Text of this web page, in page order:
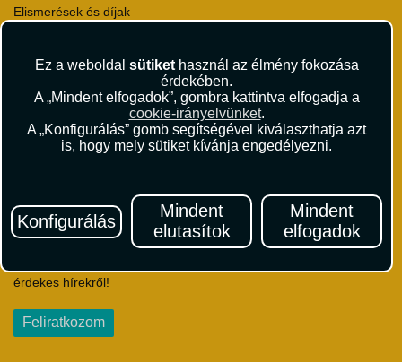
Ez a weboldal sütikethasznál az élmény fokozása
érdekében.
A „Mindent elfogadok”, gombra kattintva elfogadja a
cookie-irányelvünket.
A „Konfigurálás” gomb segítségével kiválaszthatja azt
is, hogy mely sütiket kívánja engedélyezni.
Konfigurálás
Mindent
elutasítok
Mindent
elfogadok
Elismerések és díjak
Utazási Csomag Szerződési Feltételek
Útlemondás-biztosítás Szerződési Feltételek
Utasbiztosítás Szerződési Feltételek
Repülőjegy Szerződési Feltételek
Adatvédelem
Hírlevél
Iratkozzon fel Magyarország egyik legszínesebb utazási
érdekes hírekről!
Feliratkozom